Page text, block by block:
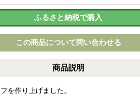
ふるさと納税で購入
この商品について問い合わせる
商品説明
を作り上げました。